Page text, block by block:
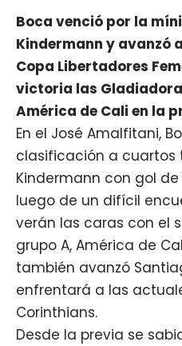
Boca venció por la
Kindermann y avanzó
Copa Libertadores
victoria las
América de Cali en la
En el José Amalfitani,
clasificación a cuartos
Kindermann con gol
luego de un difícil
verán las caras con el
grupo A, América de
también avanzó
enfrentará a las
Corinthians.
Desde la previa se